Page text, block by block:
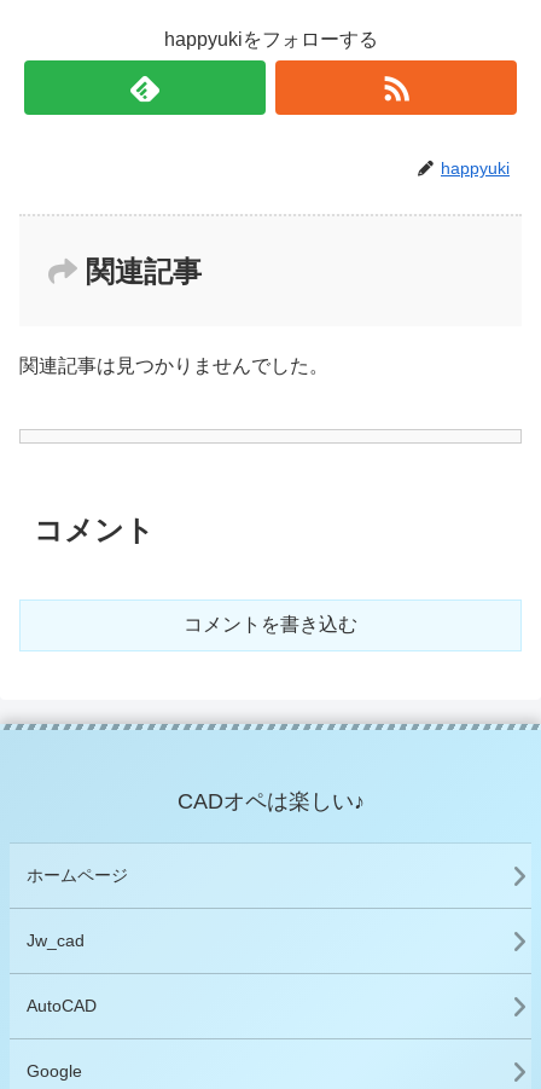
happyukiをフォローする
happyuki
関連記事
関連記事は見つかりませんでした。
コメント
コメントを書き込む
CADオペは楽しい♪
ホームページ
Jw_cad
AutoCAD
Google